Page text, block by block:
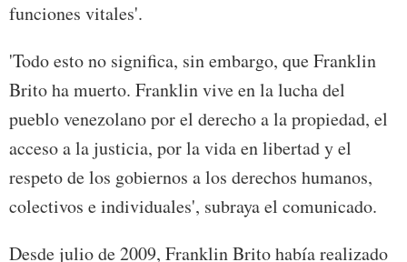
funciones vitales'.
'Todo esto no significa, sin embargo, que Franklin
Brito ha muerto. Franklin vive en la lucha del
pueblo venezolano por el derecho a la propiedad, el
acceso a la justicia, por la vida en libertad y el
respeto de los gobiernos a los derechos humanos,
colectivos e individuales', subraya el comunicado.
Desde julio de 2009, Franklin Brito había realizado